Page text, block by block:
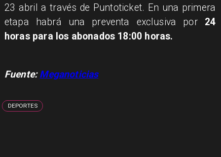
23 abril a través de Puntoticket. En una primera
etapa habrá una preventa exclusiva por 24
horas para los abonados 18:00 horas.
Fuente:Meganoticias
DEPORTES